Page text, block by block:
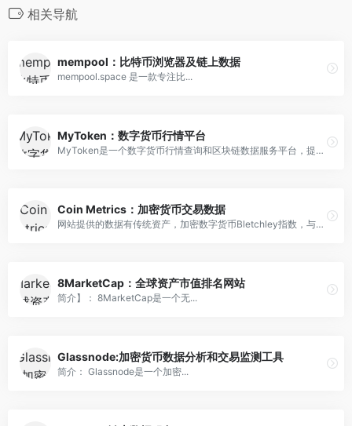
相关导航
mempool：比特币浏览器及链上数据
mempool.space 是一款专注比...
MyToken：数字货币行情平台
MyToken是一个数字货币行情查询和区块链数据服务平台，提供实时的价格走势、市值排名、新闻资讯和社交互动等内容。
Coin Metrics：加密货币交易数据
网站提供的数据有传统资产，加密数字货币Bletchley指数，与BTC以及ERC20币种的价格、市值、交易量、NVT 比率、总市值和每日链上交易量的比率、回报波动和投资回报率等信息。
8MarketCap：全球资产市值排名网站
简介】： 8MarketCap是一个无...
Glassnode:加密货币数据分析和交易监测工具
简介： Glassnode是一个加密...